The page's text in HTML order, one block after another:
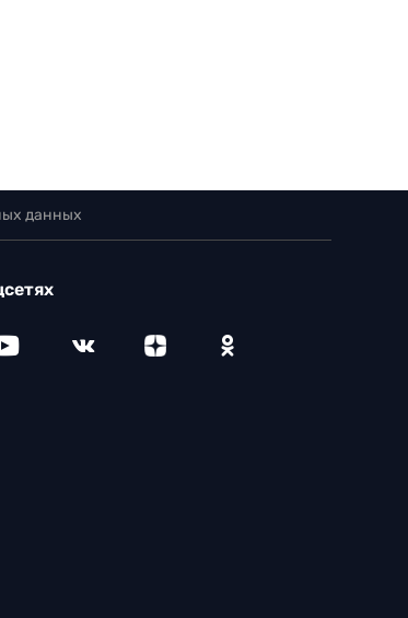
данных